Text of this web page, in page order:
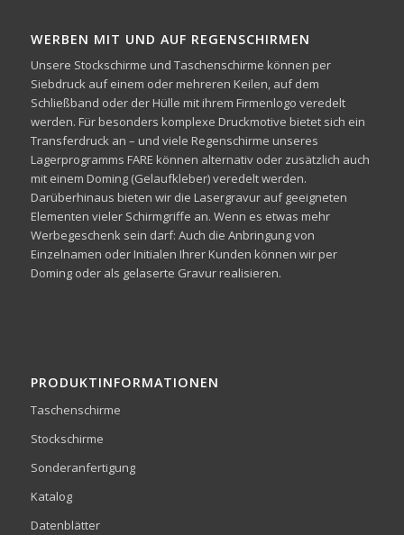
WERBEN MIT UND AUF REGENSCHIRMEN
Unsere Stockschirme und Taschenschirme können per
Siebdruck auf einem oder mehreren Keilen, auf dem
Schließband oder der Hülle mit ihrem Firmenlogo veredelt
werden. Für besonders komplexe Druckmotive bietet sich ein
Transferdruck an – und viele Regenschirme unseres
Lagerprogramms FARE können alternativ oder zusätzlich auch
mit einem Doming (Gelaufkleber) veredelt werden.
Darüberhinaus bieten wir die Lasergravur auf geeigneten
Elementen vieler Schirmgriffe an. Wenn es etwas mehr
Werbegeschenk sein darf: Auch die Anbringung von
Einzelnamen oder Initialen Ihrer Kunden können wir per
Doming oder als gelaserte Gravur realisieren.
PRODUKTINFORMATIONEN
Taschenschirme
Stockschirme
Sonderanfertigung
Katalog
Datenblätter